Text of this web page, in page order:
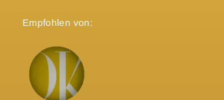
Empfohlen von: